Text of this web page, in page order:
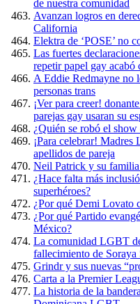
de nuestra comunidad
Avanzan logros en
California
Elektra de ‘POSE’ no
Las fuertes
repetir papel gay acabó
A Eddie Redmayne no
personas trans
¡Ver para creer!
parejas gay usaran su
¿Quién se robó el
¡Para celebrar!
apellidos de pareja
Neil Patrick y su
¿Hace falta más
superhéroes?
¿Por qué Demi Lovato
¿Por qué Partido
México?
La comunidad LGBT
fallecimiento de Soraya
Grindr y sus nuevas
Carta a la Premier
La historia de la